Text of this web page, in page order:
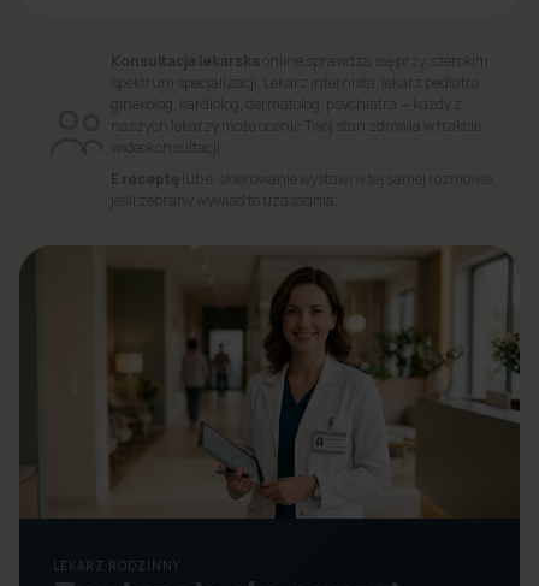
Konsultacja lekarskaonline sprawdza się przy szerokim
spektrum specjalizacji. Lekarz internista, lekarz pediatra,
ginekolog, kardiolog, dermatolog, psychiatra — każdy z
naszych lekarzy może ocenić Twój stan zdrowia w trakcie
wideokonsultacji.
E receptę lub e-skierowanie wystawi w tej samej rozmowie,
jeśli zebrany wywiad to uzasadnia.
LEKARZ RODZINNY